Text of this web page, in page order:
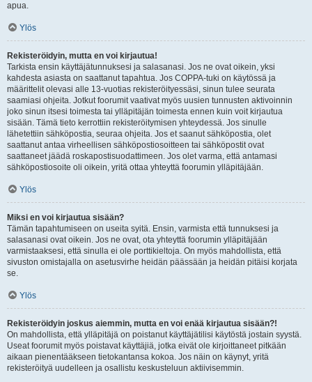
apua.
Ylös
Rekisteröidyin, mutta en voi kirjautua!
Tarkista ensin käyttäjätunnuksesi ja salasanasi. Jos ne ovat oikein, yksi
kahdesta asiasta on saattanut tapahtua. Jos COPPA-tuki on käytössä ja
määrittelit olevasi alle 13-vuotias rekisteröityessäsi, sinun tulee seurata
saamiasi ohjeita. Jotkut foorumit vaativat myös uusien tunnusten aktivoinnin
joko sinun itsesi toimesta tai ylläpitäjän toimesta ennen kuin voit kirjautua
sisään. Tämä tieto kerrottiin rekisteröitymisen yhteydessä. Jos sinulle
lähetettiin sähköpostia, seuraa ohjeita. Jos et saanut sähköpostia, olet
saattanut antaa virheellisen sähköpostiosoitteen tai sähköpostit ovat
saattaneet jäädä roskapostisuodattimeen. Jos olet varma, että antamasi
sähköpostiosoite oli oikein, yritä ottaa yhteyttä foorumin ylläpitäjään.
Ylös
Miksi en voi kirjautua sisään?
Tämän tapahtumiseen on useita syitä. Ensin, varmista että tunnuksesi ja
salasanasi ovat oikein. Jos ne ovat, ota yhteyttä foorumin ylläpitäjään
varmistaaksesi, että sinulla ei ole porttikieltoja. On myös mahdollista, että
sivuston omistajalla on asetusvirhe heidän päässään ja heidän pitäisi korjata
se.
Ylös
Rekisteröidyin joskus aiemmin, mutta en voi enää kirjautua sisään?!
On mahdollista, että ylläpitäjä on poistanut käyttäjätilisi käytöstä jostain syystä.
Useat foorumit myös poistavat käyttäjiä, jotka eivät ole kirjoittaneet pitkään
aikaan pienentääkseen tietokantansa kokoa. Jos näin on käynyt, yritä
rekisteröityä uudelleen ja osallistu keskusteluun aktiivisemmin.